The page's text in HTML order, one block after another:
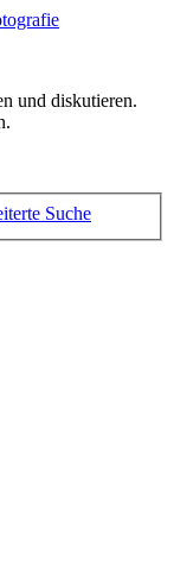
und diskutieren.
Suche